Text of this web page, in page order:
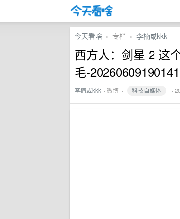
今天看啥 › 专栏 › 李楠或kkk
西方人：剑星 2 这
毛-20260609190141
李楠或kkk · 微博 · 科技自媒体 ·